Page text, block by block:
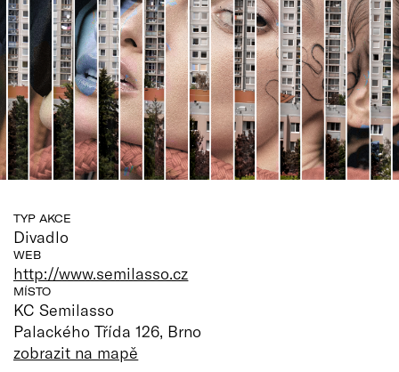
Vše o ČT
TYP AKCE
Divadlo
WEB
http://www.semilasso.cz
MÍSTO
KC Semilasso
Palackého Třída 126, Brno
zobrazit na mapě